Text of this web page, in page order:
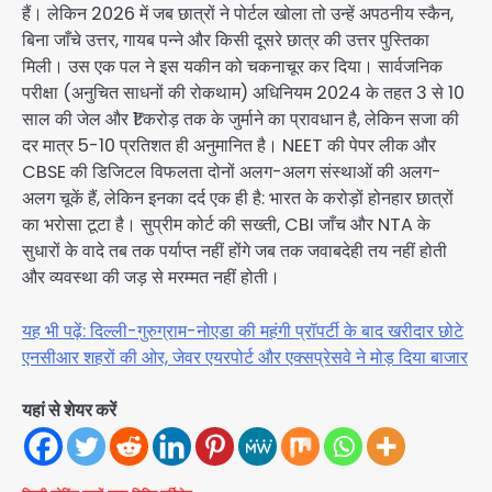
हैं। लेकिन 2026 में जब छात्रों ने पोर्टल खोला तो उन्हें अपठनीय स्कैन,
बिना जाँचे उत्तर, गायब पन्ने और किसी दूसरे छात्र की उत्तर पुस्तिका
मिली। उस एक पल ने इस यकीन को चकनाचूर कर दिया। सार्वजनिक
परीक्षा (अनुचित साधनों की रोकथाम) अधिनियम 2024 के तहत 3 से 10
साल की जेल और ₹1 करोड़ तक के जुर्माने का प्रावधान है, लेकिन सजा की
दर मात्र 5-10 प्रतिशत ही अनुमानित है। NEET की पेपर लीक और
CBSE की डिजिटल विफलता दोनों अलग-अलग संस्थाओं की अलग-
अलग चूकें हैं, लेकिन इनका दर्द एक ही है: भारत के करोड़ों होनहार छात्रों
का भरोसा टूटा है। सुप्रीम कोर्ट की सख्ती, CBI जाँच और NTA के
सुधारों के वादे तब तक पर्याप्त नहीं होंगे जब तक जवाबदेही तय नहीं होती
और व्यवस्था की जड़ से मरम्मत नहीं होती।
यह भी पढ़ें: दिल्ली-गुरुग्राम-नोएडा की महंगी प्रॉपर्टी के बाद खरीदार छोटे
एनसीआर शहरों की ओर, जेवर एयरपोर्ट और एक्सप्रेसवे ने मोड़ दिया बाजार
यहां से शेयर करें